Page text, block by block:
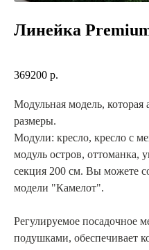
Линейка
369200 р.
Модульная модель,
размеры.
Модули: кресло, кресло с
модуль остров, оттоманка,
секция 200 см. Вы можете
модели "Камелот".
Регулируемое посадочное
подушками, обеспечивает